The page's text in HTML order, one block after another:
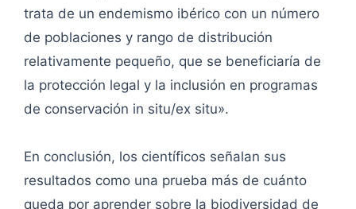
trata de un endemismo ibérico con un número
de poblaciones y rango de distribución
relativamente pequeño, que se beneficiaría de
la protección legal y la inclusión en programas
de conservación in situ/ex situ».
En conclusión, los científicos señalan sus
resultados como una prueba más de cuánto
queda por aprender sobre la biodiversidad de